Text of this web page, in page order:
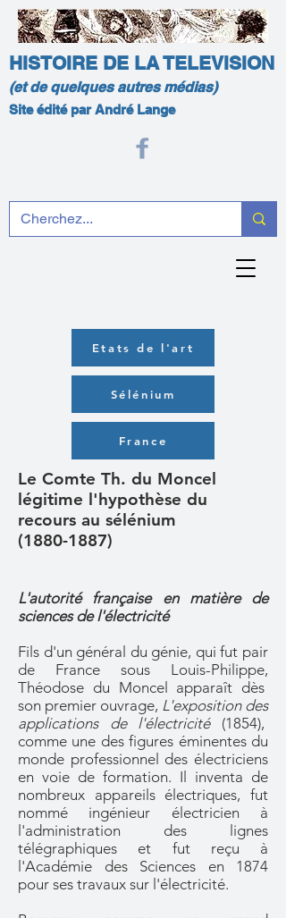
HISTOIRE DE LA TELEVISION
(et de quelques autres médias)
Site édité par André Lange
Etats de l'art
Sélénium
France
Le Comte Th. du Moncel
légitime l'hypothèse du
recours au sélénium
(1880-1887)
L'autorité française en matière de
sciences de l'électricité
Fils d'un général du génie, qui fut pair
de France sous Louis-Philippe,
Théodose du Moncel apparaît dès
son premier ouvrage, L'exposition des
applications de l'électricité (1854),
comme une des figures éminentes du
monde professionnel des électriciens
en voie de formation. Il inventa de
nombreux appareils électriques, fut
nommé ingénieur électricien à
l'administration des lignes
télégraphiques et fut reçu à
l'Académie des Sciences en 1874
pour ses travaux sur l'électricité.